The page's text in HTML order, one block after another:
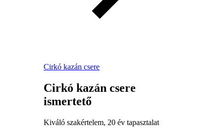
Cirkó kazán csere
Cirkó kazán csere
ismertető
Kiváló szakértelem, 20 év tapasztalat